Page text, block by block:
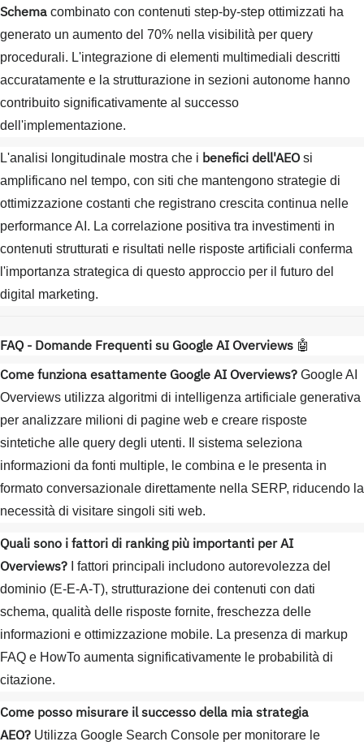
Schema combinato con contenuti step-by-step ottimizzati ha
generato un aumento del 70% nella visibilità per query
procedurali. L'integrazione di elementi multimediali descritti
accuratamente e la strutturazione in sezioni autonome hanno
contribuito significativamente al successo
dell'implementazione.
L'analisi longitudinale mostra che i benefici dell'AEO si
amplificano nel tempo, con siti che mantengono strategie di
ottimizzazione costanti che registrano crescita continua nelle
performance AI. La correlazione positiva tra investimenti in
contenuti strutturati e risultati nelle risposte artificiali conferma
l'importanza strategica di questo approccio per il futuro del
digital marketing.
FAQ - Domande Frequenti su Google AI Overviews 🤖
Come funziona esattamente Google AI Overviews? Google AI
Overviews utilizza algoritmi di intelligenza artificiale generativa
per analizzare milioni di pagine web e creare risposte
sintetiche alle query degli utenti. Il sistema seleziona
informazioni da fonti multiple, le combina e le presenta in
formato conversazionale direttamente nella SERP, riducendo la
necessità di visitare singoli siti web.
Quali sono i fattori di ranking più importanti per AI
Overviews? I fattori principali includono autorevolezza del
dominio (E-E-A-T), strutturazione dei contenuti con dati
schema, qualità delle risposte fornite, freschezza delle
informazioni e ottimizzazione mobile. La presenza di markup
FAQ e HowTo aumenta significativamente le probabilità di
citazione.
Come posso misurare il successo della mia strategia
AEO? Utilizza Google Search Console per monitorare le